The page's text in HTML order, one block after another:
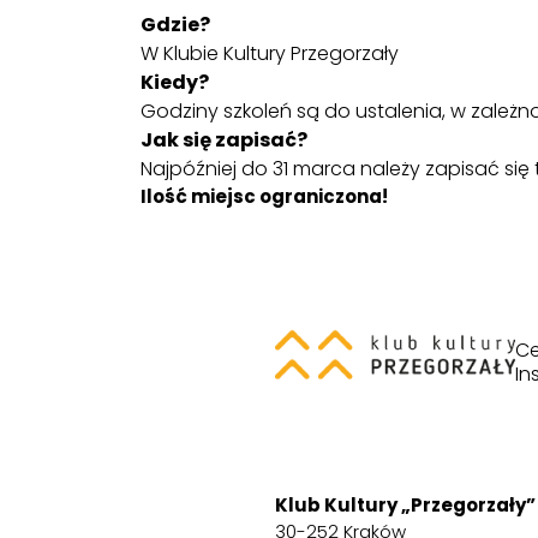
Gdzie?
W Klubie Kultury Przegorzały
Kiedy?
Godziny szkoleń są do ustalenia, w
Jak się zapisać?
Najpóźniej do 31 marca należy zapisać
Ilość miejsc ograniczona!
Klub Kultury „Przegorzały”
30-252 Kraków